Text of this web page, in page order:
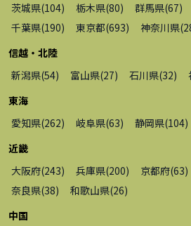
茨城県(104) 栃木県(80) 群馬県(67)
千葉県(190) 東京都(693) 神奈川県(
信越・北陸
新潟県(54) 富山県(27) 石川県(32)
東海
愛知県(262) 岐阜県(63) 静岡県(104)
近畿
大阪府(243) 兵庫県(200) 京都府(63)
奈良県(38) 和歌山県(26)
中国